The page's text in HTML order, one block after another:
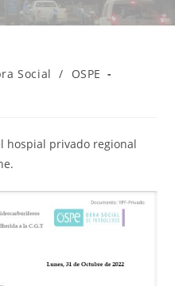
Social /
OSPE
hospial privado regional